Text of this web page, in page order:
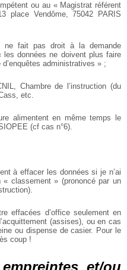
ou au « Magistrat référent
place Vendôme, 75042 PARIS
ne fait pas droit à la demande
données ne doivent plus faire
d’enquêtes administratives » ;
Chambre de l’instruction (du
etc.
alimentent en même temps le
(cf cas n°6).
à effacer les données si je n’ai
classement » (prononcé par un
effacées d’office seulement en
(assises), ou en cas
ou dispense de casier. Pour le
coup !
et/ou